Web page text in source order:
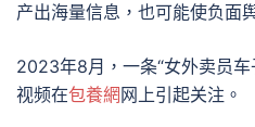
产出海量信息，也可能使负面
2023年8月，一条“女外卖员
视频在包養網 网上引起关注。